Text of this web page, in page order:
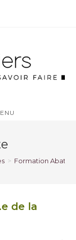
> Formation Abat-
de la